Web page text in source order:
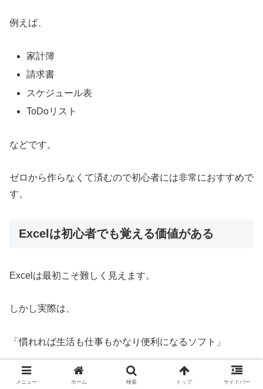
例えば、
家計簿
請求書
スケジュール表
ToDoリスト
などです。
ゼロから作らなくて済むので初心者には非常におすすめで
す。
Excelは初心者でも覚える価値がある
Excelは最初こそ難しく見えます。
しかし実際は、
「慣れれば生活も仕事もかなり便利になるソフト」
です。
メニュー ホーム 検索 トップ サイドバー